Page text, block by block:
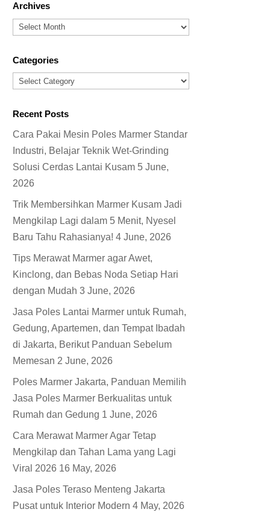
Archives
Archives
Categories
Categories
Recent Posts
Cara Pakai Mesin Poles Marmer Standar
Industri, Belajar Teknik Wet-Grinding
Solusi Cerdas Lantai Kusam 5 June,
2026
Trik Membersihkan Marmer Kusam Jadi
Mengkilap Lagi dalam 5 Menit, Nyesel
Baru Tahu Rahasianya! 4 June, 2026
Tips Merawat Marmer agar Awet,
Kinclong, dan Bebas Noda Setiap Hari
dengan Mudah 3 June, 2026
Jasa Poles Lantai Marmer untuk Rumah,
Gedung, Apartemen, dan Tempat Ibadah
di Jakarta, Berikut Panduan Sebelum
Memesan 2 June, 2026
Poles Marmer Jakarta, Panduan Memilih
Jasa Poles Marmer Berkualitas untuk
Rumah dan Gedung 1 June, 2026
Cara Merawat Marmer Agar Tetap
Mengkilap dan Tahan Lama yang Lagi
Viral 2026 16 May, 2026
Jasa Poles Teraso Menteng Jakarta
Pusat untuk Interior Modern 4 May, 2026